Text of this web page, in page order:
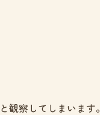
観察してしまいます。